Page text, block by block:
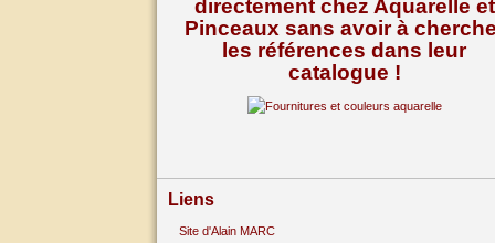
directement chez Aquarelle et
Pinceaux sans avoir à
les références dans leur
catalogue !
Liens
Site d'Alain MARC